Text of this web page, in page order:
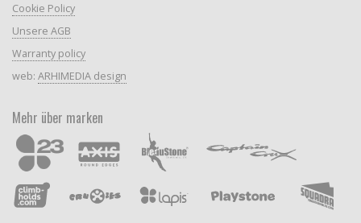
Cookie Policy
Unsere AGB
Warranty policy
web: ARHIMEDIA design
Mehr über marken